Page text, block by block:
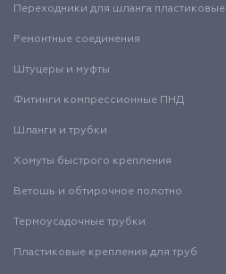
Переходники для шланга пластиковые
Ремонтные соединения
Штуцеры и муфты
Фитинги компрессионные ПНД
Шланги и трубки
Хомуты быстрого крепления
Ветошь и обтирочное полотно
Термоусадочные трубки
Пластиковые крепления для труб